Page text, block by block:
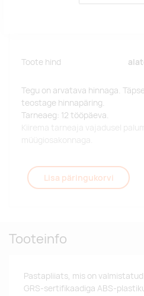
Toote hind
Tegu on arvatava hinnaga.
teostage hinnapäring.
Tarneaeg: 12 tööpäeva.
Kiirema tarneaja vajadusel
müügiosakonnaga.
Lisa päringukorvi
Tooteinfo
Pastapliiats, mis on
GRS-sertifikaadiga ABS-